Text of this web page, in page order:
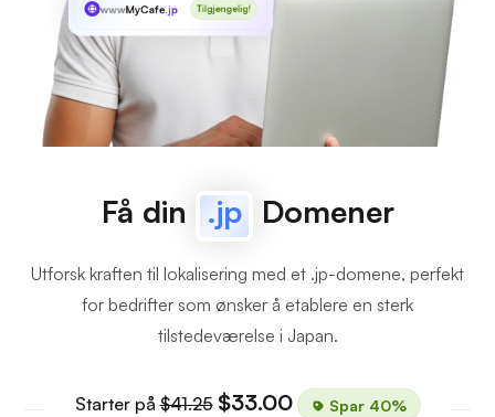
wwwMyCafe.jp Tilgjengelig!
Få din .jp Domener
Utforsk kraften til lokalisering med et .jp-domene, perfekt
for bedrifter som ønsker å etablere en sterk
tilstedeværelse i Japan.
Starter på$41.25 $33.00 Spar 40%